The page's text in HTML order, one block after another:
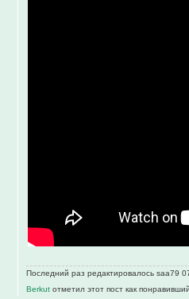
Последний раз редактировалось saa79
Berkut отметил этот пост как